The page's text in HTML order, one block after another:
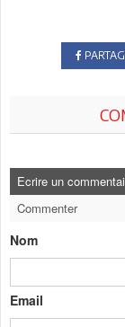
Ecrire un
Commenter
Nom
Email